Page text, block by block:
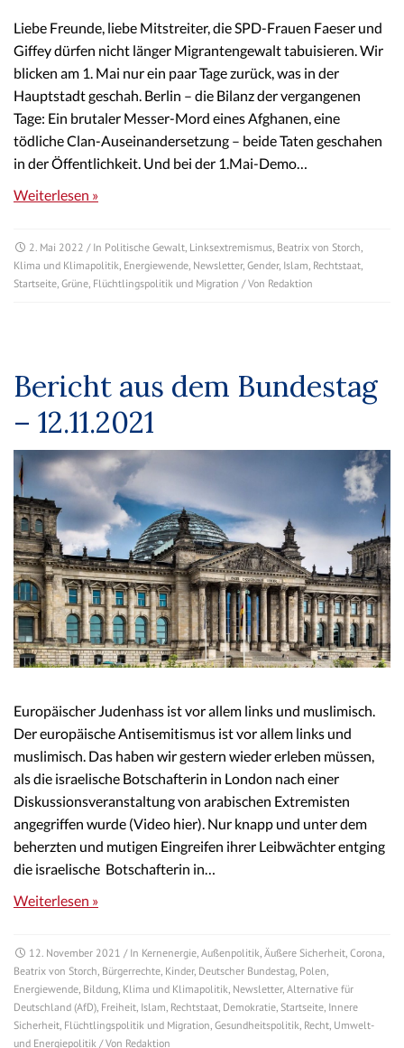
Liebe Freunde, liebe Mitstreiter, die SPD-Frauen Faeser und
Giffey dürfen nicht länger Migrantengewalt tabuisieren. Wir
blicken am 1. Mai nur ein paar Tage zurück, was in der
Hauptstadt geschah. Berlin – die Bilanz der vergangenen
Tage: Ein brutaler Messer-Mord eines Afghanen, eine
tödliche Clan-Auseinandersetzung – beide Taten geschahen
in der Öffentlichkeit. Und bei der 1.Mai-Demo…
Weiterlesen »
2. Mai 2022 / In Politische Gewalt, Linksextremismus, Beatrix von Storch,
Klima und Klimapolitik, Energiewende, Newsletter, Gender, Islam, Rechtstaat,
Startseite, Grüne, Flüchtlingspolitik und Migration / Von Redaktion
Bericht aus dem Bundestag
– 12.11.2021
Europäischer Judenhass ist vor allem links und muslimisch.
Der europäische Antisemitismus ist vor allem links und
muslimisch. Das haben wir gestern wieder erleben müssen,
als die israelische Botschafterin in London nach einer
Diskussionsveranstaltung von arabischen Extremisten
angegriffen wurde (Video hier). Nur knapp und unter dem
beherzten und mutigen Eingreifen ihrer Leibwächter entging
die israelische Botschafterin in…
Weiterlesen »
12. November 2021 / In Kernenergie, Außenpolitik, Äußere Sicherheit, Corona,
Beatrix von Storch, Bürgerrechte, Kinder, Deutscher Bundestag, Polen,
Energiewende, Bildung, Klima und Klimapolitik, Newsletter, Alternative für
Deutschland (AfD), Freiheit, Islam, Rechtstaat, Demokratie, Startseite, Innere
Sicherheit, Flüchtlingspolitik und Migration, Gesundheitspolitik, Recht, Umwelt-
und Energiepolitik / Von Redaktion